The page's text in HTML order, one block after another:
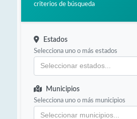
criterios de búsqueda
Estados
Selecciona uno o más estados
Municipios
Selecciona uno o más municipios